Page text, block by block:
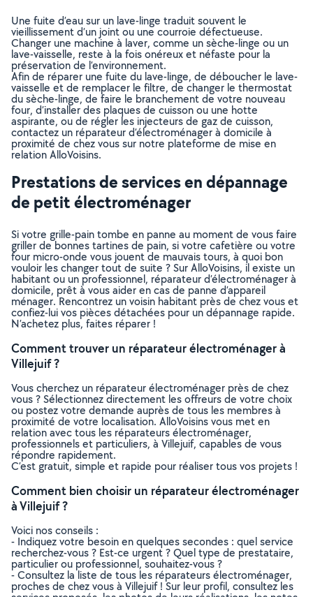
Une fuite d’eau sur un lave-linge traduit souvent le
vieillissement d’un joint ou une courroie défectueuse.
Changer une machine à laver, comme un sèche-linge ou un
lave-vaisselle, reste à la fois onéreux et néfaste pour la
préservation de l’environnement.
Afin de réparer une fuite du lave-linge, de déboucher le lave-
vaisselle et de remplacer le filtre, de changer le thermostat
du sèche-linge, de faire le branchement de votre nouveau
four, d’installer des plaques de cuisson ou une hotte
aspirante, ou de régler les injecteurs de gaz de cuisson,
contactez un réparateur d’électroménager à domicile à
proximité de chez vous sur notre plateforme de mise en
relation AlloVoisins.
Prestations de services en dépannage
de petit électroménager
Si votre grille-pain tombe en panne au moment de vous faire
griller de bonnes tartines de pain, si votre cafetière ou votre
four micro-onde vous jouent de mauvais tours, à quoi bon
vouloir les changer tout de suite ? Sur AlloVoisins, il existe un
habitant ou un professionnel, réparateur d’électroménager à
domicile, prêt à vous aider en cas de panne d’appareil
ménager. Rencontrez un voisin habitant près de chez vous et
confiez-lui vos pièces détachées pour un dépannage rapide.
N’achetez plus, faites réparer !
Comment trouver un réparateur électroménager à
Villejuif ?
Vous cherchez un réparateur électroménager près de chez
vous ? Sélectionnez directement les offreurs de votre choix
ou postez votre demande auprès de tous les membres à
proximité de votre localisation. AlloVoisins vous met en
relation avec tous les réparateurs électroménager,
professionnels et particuliers, à Villejuif, capables de vous
répondre rapidement.
C’est gratuit, simple et rapide pour réaliser tous vos projets !
Comment bien choisir un réparateur électroménager
à Villejuif ?
Voici nos conseils :
- Indiquez votre besoin en quelques secondes : quel service
recherchez-vous ? Est-ce urgent ? Quel type de prestataire,
particulier ou professionnel, souhaitez-vous ?
- Consultez la liste de tous les réparateurs électroménager,
proches de chez vous à Villejuif ! Sur leur profil, consultez les